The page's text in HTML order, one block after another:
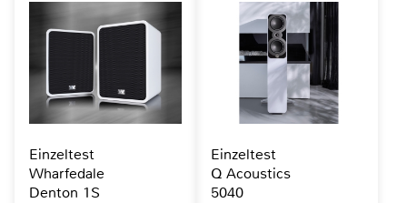
Einzeltest
Wharfedale
Denton 1S
Einzeltest
Q Acoustics
5040